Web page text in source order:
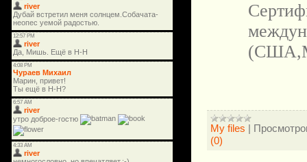
My files |
(0)